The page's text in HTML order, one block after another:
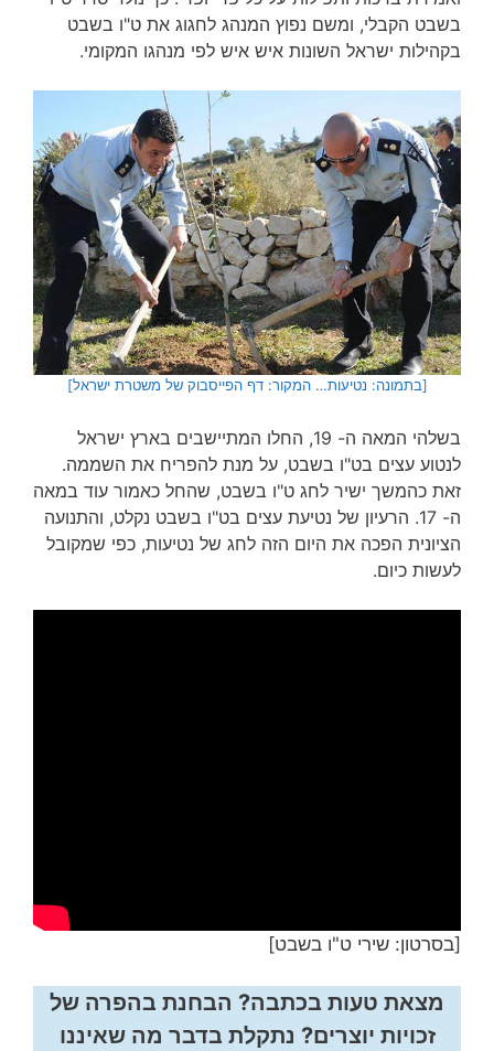
בשבט הקבלי, ומשם נפוץ המנהג לחגוג את ט"ו בשבט
בקהילות ישראל השונות איש איש לפי מנהגו המקומי.
[בתמונה: נטיעות… המקור: דף הפייסבוק של משטרת ישראל]
בשלהי המאה ה- 19, החלו המתיישבים בארץ ישראל
לנטוע עצים בט"ו בשבט, על מנת להפריח את השממה.
זאת כהמשך ישיר לחג ט"ו בשבט, שהחל כאמור עוד במאה
ה- 17. הרעיון של נטיעת עצים בט"ו בשבט נקלט, והתנועה
הציונית הפכה את היום הזה לחג של נטיעות, כפי שמקובל
לעשות כיום.
[בסרטון: שירי ט"ו בשבט]
מצאת טעות בכתבה? הבחנת בהפרה של
זכויות יוצרים? נתקלת בדבר מה שאיננו